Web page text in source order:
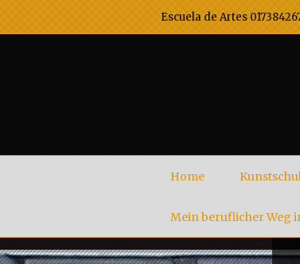
Escuela de Artes
Home
Mein beruflicher Weg